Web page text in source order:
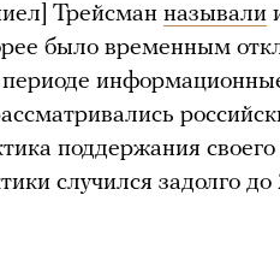
Трейсман называли
было временным
поддержания
случился задолго